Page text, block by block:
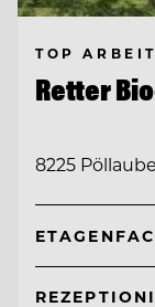
TOP
Retter
8225